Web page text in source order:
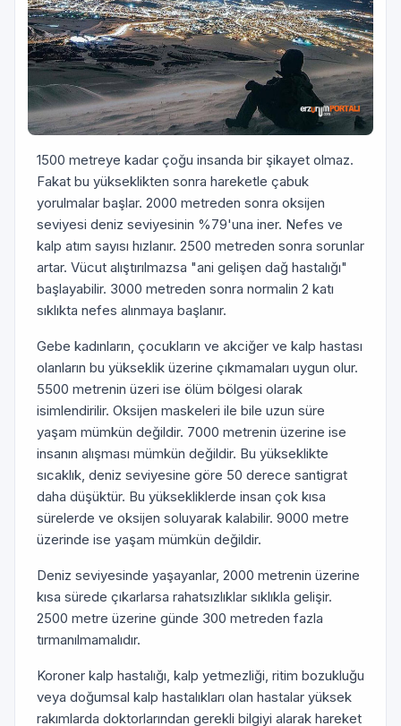
1500 metreye kadar çoğu insanda bir şikayet olmaz.
Fakat bu yükseklikten sonra hareketle çabuk
yorulmalar başlar. 2000 metreden sonra oksijen
seviyesi deniz seviyesinin %79'una iner. Nefes ve
kalp atım sayısı hızlanır. 2500 metreden sonra sorunlar
artar. Vücut alıştırılmazsa "ani gelişen dağ hastalığı"
başlayabilir. 3000 metreden sonra normalin 2 katı
sıklıkta nefes alınmaya başlanır.
Gebe kadınların, çocukların ve akciğer ve kalp hastası
olanların bu yükseklik üzerine çıkmamaları uygun olur.
5500 metrenin üzeri ise ölüm bölgesi olarak
isimlendirilir. Oksijen maskeleri ile bile uzun süre
yaşam mümkün değildir. 7000 metrenin üzerine ise
insanın alışması mümkün değildir. Bu yükseklikte
sıcaklık, deniz seviyesine göre 50 derece santigrat
daha düşüktür. Bu yüksekliklerde insan çok kısa
sürelerde ve oksijen soluyarak kalabilir. 9000 metre
üzerinde ise yaşam mümkün değildir.
Deniz seviyesinde yaşayanlar, 2000 metrenin üzerine
kısa sürede çıkarlarsa rahatsızlıklar sıklıkla gelişir.
2500 metre üzerine günde 300 metreden fazla
tırmanılmamalıdır.
Koroner kalp hastalığı, kalp yetmezliği, ritim bozukluğu
veya doğumsal kalp hastalıkları olan hastalar yüksek
rakımlarda doktorlarından gerekli bilgiyi alarak hareket